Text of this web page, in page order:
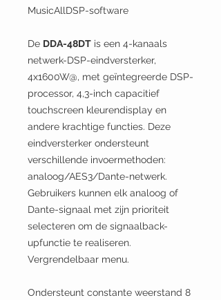
MusicAllDSP-software
De DDA-48DT is een 4-kanaals
netwerk-DSP-eindversterker,
4x1600W@, met geïntegreerde DSP-
processor, 4,3-inch capacitief
touchscreen kleurendisplay en
andere krachtige functies. Deze
eindversterker ondersteunt
verschillende invoermethoden:
analoog/AES3/Dante-netwerk.
Gebruikers kunnen elk analoog of
Dante-signaal met zijn prioriteit
selecteren om de signaalback-
upfunctie te realiseren.
Vergrendelbaar menu.
Ondersteunt constante weerstand 8